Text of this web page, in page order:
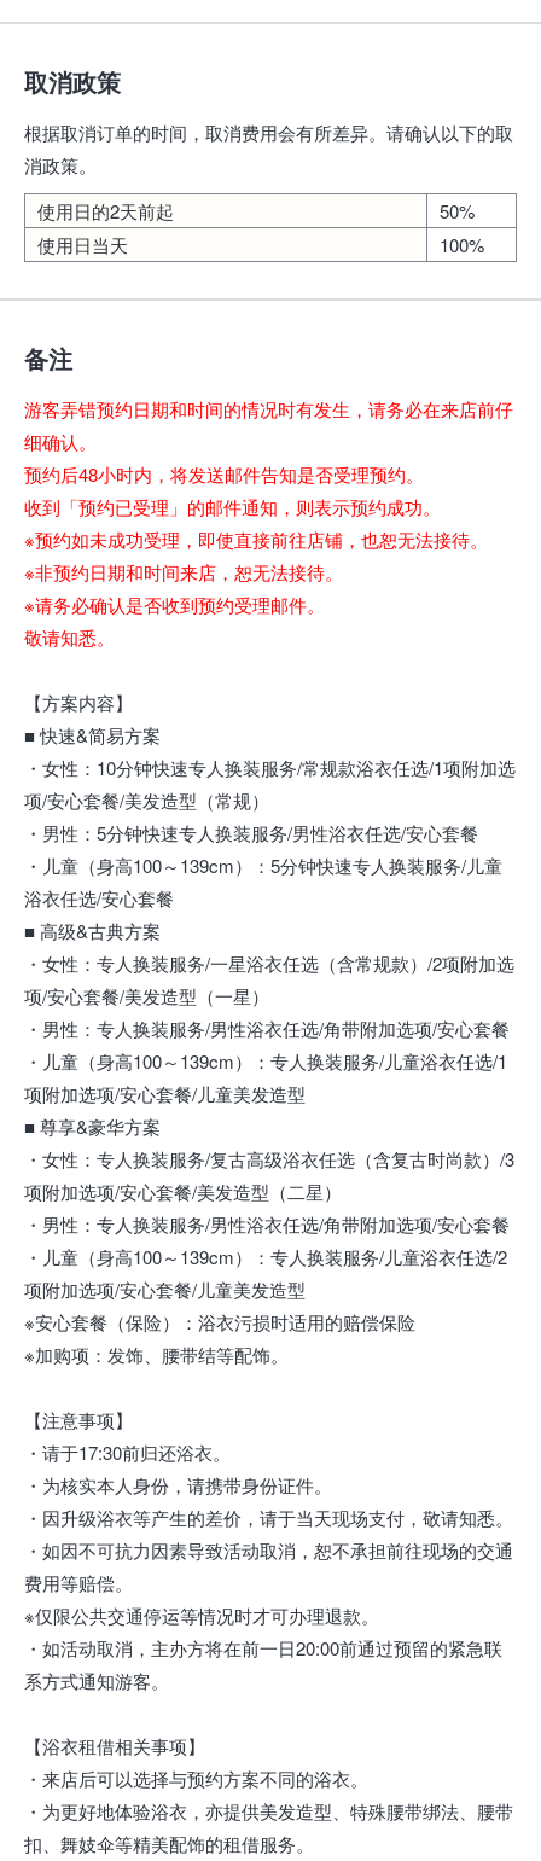
取消政策
根据取消订单的时间，取消费用会有所差异。请确认以下的取
消政策。
使用日的2天前起
50%
使用日当天
100%
备注
游客弄错预约日期和时间的情况时有发生，请务必在来店前仔
细确认。
预约后48小时内，将发送邮件告知是否受理预约。
收到「预约已受理」的邮件通知，则表示预约成功。
※预约如未成功受理，即使直接前往店铺，也恕无法接待。
※非预约日期和时间来店，恕无法接待。
※请务必确认是否收到预约受理邮件。
敬请知悉。
【方案内容】
■ 快速&简易方案
・女性：10分钟快速专人换装服务/常规款浴衣任选/1项附加选
项/安心套餐/美发造型（常规）
・男性：5分钟快速专人换装服务/男性浴衣任选/安心套餐
・儿童（身高100～139cm）：5分钟快速专人换装服务/儿童
浴衣任选/安心套餐
■ 高级&古典方案
・女性：专人换装服务/一星浴衣任选（含常规款）/2项附加选
项/安心套餐/美发造型（一星）
・男性：专人换装服务/男性浴衣任选/角带附加选项/安心套餐
・儿童（身高100～139cm）：专人换装服务/儿童浴衣任选/1
项附加选项/安心套餐/儿童美发造型
■ 尊享&豪华方案
・女性：专人换装服务/复古高级浴衣任选（含复古时尚款）/3
项附加选项/安心套餐/美发造型（二星）
・男性：专人换装服务/男性浴衣任选/角带附加选项/安心套餐
・儿童（身高100～139cm）：专人换装服务/儿童浴衣任选/2
项附加选项/安心套餐/儿童美发造型
※安心套餐（保险）：浴衣污损时适用的赔偿保险
※加购项：发饰、腰带结等配饰。
【注意事项】
・请于17:30前归还浴衣。
・为核实本人身份，请携带身份证件。
・因升级浴衣等产生的差价，请于当天现场支付，敬请知悉。
・如因不可抗力因素导致活动取消，恕不承担前往现场的交通
费用等赔偿。
※仅限公共交通停运等情况时才可办理退款。
・如活动取消，主办方将在前一日20:00前通过预留的紧急联
系方式通知游客。
【浴衣租借相关事项】
・来店后可以选择与预约方案不同的浴衣。
・为更好地体验浴衣，亦提供美发造型、特殊腰带绑法、腰带
扣、舞妓伞等精美配饰的租借服务。